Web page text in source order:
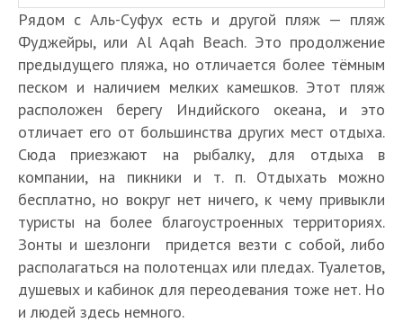
Рядом с Аль-Суфух есть и другой пляж — пляж
Фуджейры, или Al Aqah Beach. Это продолжение
предыдущего пляжа, но отличается более тёмным
песком и наличием мелких камешков. Этот пляж
расположен берегу Индийского океана, и это
отличает его от большинства других мест отдыха.
Сюда приезжают на рыбалку, для отдыха в
компании, на пикники и т. п. Отдыхать можно
бесплатно, но вокруг нет ничего, к чему привыкли
туристы на более благоустроенных территориях.
Зонты и шезлонги придется везти с собой, либо
располагаться на полотенцах или пледах. Туалетов,
душевых и кабинок для переодевания тоже нет. Но
и людей здесь немного.